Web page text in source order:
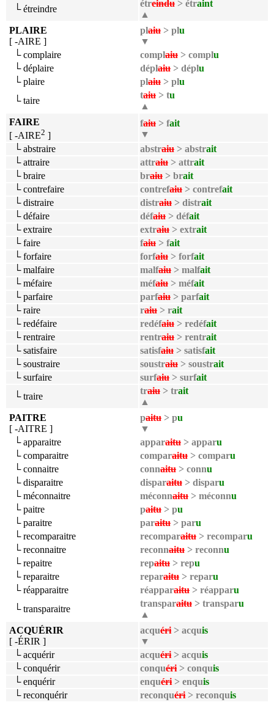
└ étreindre
étreindu > étraint
▲
PLAIRE
[ -AIRE ]
plaiu > plu
▼
└ complaire
complaiu > complu
└ déplaire
déplaiu > déplu
└ plaire
plaiu > plu
└ taire
taiu > tu
▲
FAIRE
[ -AIRE2 ]
faiu > fait
▼
└ abstraire
abstraiu > abstrait
└ attraire
attraiu > attrait
└ braire
braiu > brait
└ contrefaire
contrefaiu > contrefait
└ distraire
distraiu > distrait
└ défaire
défaiu > défait
└ extraire
extraiu > extrait
└ faire
faiu > fait
└ forfaire
forfaiu > forfait
└ malfaire
malfaiu > malfait
└ méfaire
méfaiu > méfait
└ parfaire
parfaiu > parfait
└ raire
raiu > rait
└ redéfaire
redéfaiu > redéfait
└ rentraire
rentraiu > rentrait
└ satisfaire
satisfaiu > satisfait
└ soustraire
soustraiu > soustrait
└ surfaire
surfaiu > surfait
└ traire
traiu > trait
▲
PAITRE
[ -AITRE ]
paitu > pu
▼
└ apparaitre
apparaitu > apparu
└ comparaitre
comparaitu > comparu
└ connaitre
connaitu > connu
└ disparaitre
disparaitu > disparu
└ méconnaitre
méconnaitu > méconnu
└ paitre
paitu > pu
└ paraitre
paraitu > paru
└ recomparaitre
recomparaitu > recomparu
└ reconnaitre
reconnaitu > reconnu
└ repaitre
repaitu > repu
└ reparaitre
reparaitu > reparu
└ réapparaitre
réapparaitu > réapparu
└ transparaitre
transparaitu > transparu
▲
ACQUÉRIR
[ -ÉRIR ]
acquéri > acquis
▼
└ acquérir
acquéri > acquis
└ conquérir
conquéri > conquis
└ enquérir
enquéri > enquis
└ reconquérir
reconquéri > reconquis